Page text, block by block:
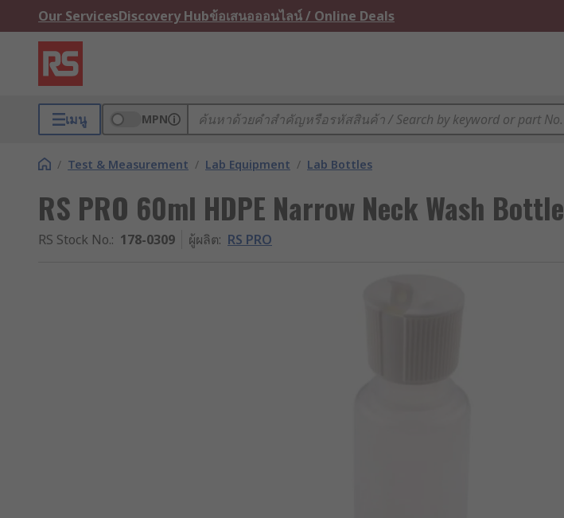
Our ServicesDiscovery Hubข้อเสนอออนไลน์ / Online Deals
เมนู MPN
/ Test & Measurement / Lab Equipment / Lab Bottles
RS PRO 60ml HDPE Narrow Neck Wash Bottle
RS Stock No.: 178-0309 ผู้ผลิต: RS PRO